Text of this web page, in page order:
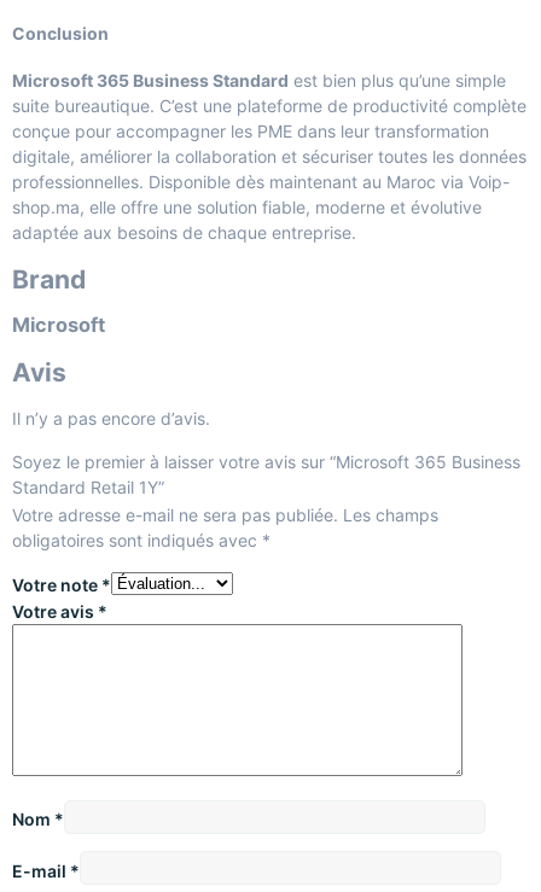
Conclusion
Microsoft 365 Business Standard est bien plus qu’une simple
suite bureautique. C’est une plateforme de productivité complète
conçue pour accompagner les PME dans leur transformation
digitale, améliorer la collaboration et sécuriser toutes les données
professionnelles. Disponible dès maintenant au Maroc via Voip-
shop.ma, elle offre une solution fiable, moderne et évolutive
adaptée aux besoins de chaque entreprise.
Brand
Microsoft
Avis
Il n’y a pas encore d’avis.
Soyez le premier à laisser votre avis sur “Microsoft 365 Business
Standard Retail 1Y”
Votre adresse e-mail ne sera pas publiée. Les champs
obligatoires sont indiqués avec *
Votre note *
Votre avis *
Nom *
E-mail *